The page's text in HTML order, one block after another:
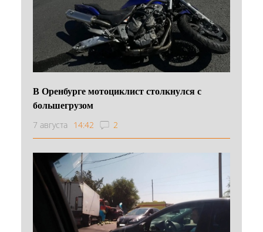
В Оренбурге мотоциклист столкнулся с
большегрузом
7 августа 14:42 2